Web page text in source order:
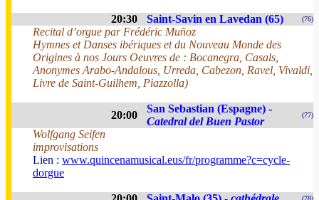
20:30 Saint-Savin en Lavedan (65) (76)
Recital d’orgue par Frédéric Muñoz
Hymnes et Danses ibériques et du Nouveau Monde des
Origines à nos Jours Oeuvres de : Bocanegra, Casals,
Anonymes Arabo-Andalous, Urreda, Cabezon, Ravel, Vivaldi,
Livre de Saint-Guilhem, Piazzolla)
20:00
San Sebastian (Espagne) -
Catedral del Buen Pastor
(77)
Wolfgang Seifen
improvisations
Lien : www.quincenamusical.eus/fr/programme?c=cycle-
dorgue
(78)